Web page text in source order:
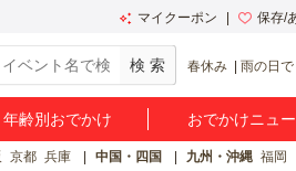
マイクーポン 保存/
春休み 雨の日で
年齢別おでかけ おでかけニュ
京都 兵庫 中国・四国 九州・沖縄 福岡